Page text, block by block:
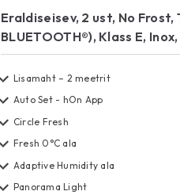
Eraldiseisev, 2 ust, No
BLUETOOTH®), Klass E,
Lisamaht – 2 meetrit
Auto Set - hOn App
Circle Fresh
Fresh 0°C ala
Adaptive Humidity ala
Panorama Light